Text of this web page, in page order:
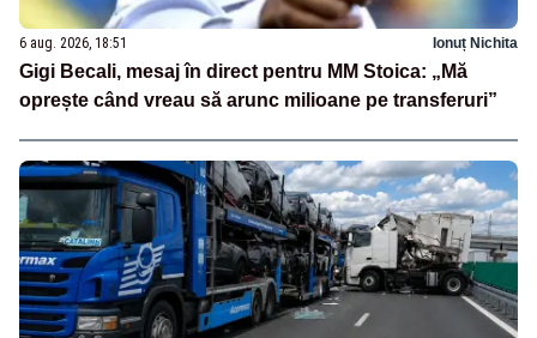
6 aug. 2026, 18:51 Ionuț Nichita
Gigi Becali, mesaj în direct pentru MM Stoica: „Mă
oprește când vreau să arunc milioane pe transferuri”